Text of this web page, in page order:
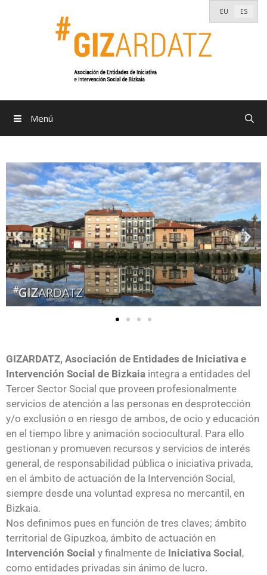
EU ES
Menú
GIZARDATZ, Asociación de Entidades de Iniciativa e
Intervención Social de Bizkaia integra a entidades del
Tercer Sector Social que proveen profesionalmente
servicios de atención a las personas en desprotección
y/o exclusión o en riesgo de ambos, de ocio y educación
en el tiempo libre y animación sociocultural. Para ello
gestionan y promueven recursos y servicios de interés
general, de responsabilidad pública o iniciativa privada,
en el ámbito de actuación de la Intervención Social,
siempre desde una voluntad expresa no mercantil, en
Bizkaia.
Nos definimos pues en función de tres claves; ámbito
territorial de Gipuzkoa, ámbito de actuación en
Intervención Social y finalmente de Iniciativa Social ,
como entidades privadas sin ánimo de lucro.